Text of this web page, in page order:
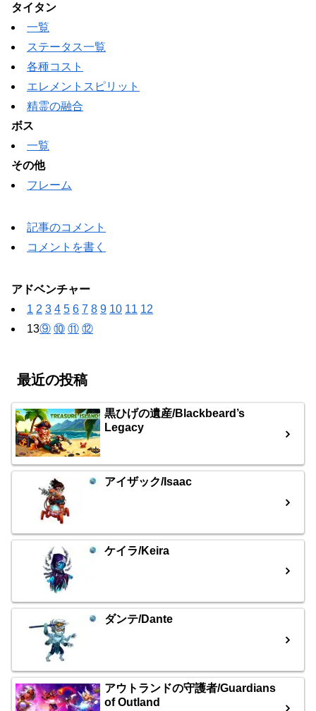
タイタン
一覧
ステータス一覧
各種コスト
エレメントスピリット
精霊の融合
ボス
一覧
その他
フレーム
記事のコメント
コメントを書く
アドベンチャー
1 2 3 4 5 6 7 8 9 10 11 12
13⑨ ⑩ ⑪ ⑫
最近の投稿
黒ひげの遺産/Blackbeard’s
Legacy
アイザック/Isaac
ケイラ/Keira
ダンテ/Dante
アウトランドの守護者/Guardians
of Outland